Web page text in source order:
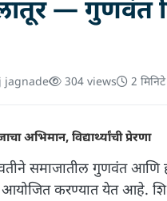
— गुणवंत
jagnade 304 views 2
अभिमान, विद्यार्थ्यांची प्रेरणा
समाजातील गुणवंत आणि
करण्यात येत आहे.